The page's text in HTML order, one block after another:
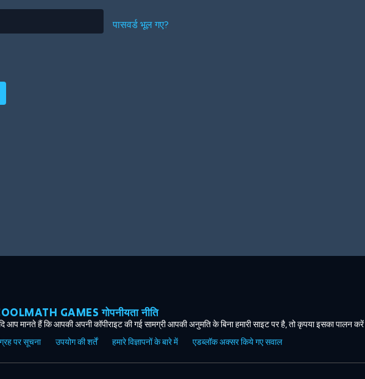
पासवर्ड भूल गए?
GAMES गोपनीयता नीति
आप मानते हैं कि आपकी अपनी कॉपीराइट की गई सामग्री आपकी अनुमति के बिना हमारी साइट पर है, तो कृपया इसका पालन करें
पर सूचना
उपयोग की शर्तें हमारे विज्ञापनों के बारे में एडब्लॉक अक्सर किये गए सवाल